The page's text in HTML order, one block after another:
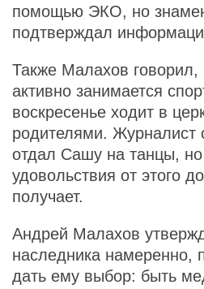
помощью ЭКО, но
подтверждал
Также Малахов говорил,
активно занимается
воскресенье ходит в
родителями. Журналист
отдал Сашу на танцы, но
удовольствия от этого
получает.
Андрей Малахов
наследника намеренно,
дать ему выбор: быть